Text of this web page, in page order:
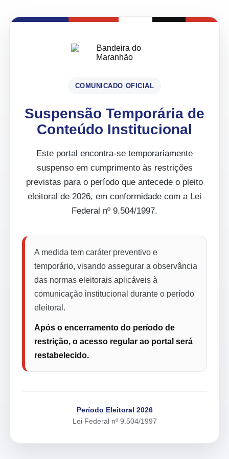
COMUNICADO OFICIAL
Suspensão Temporária de
Conteúdo Institucional
Este portal encontra-se temporariamente
suspenso em cumprimento às restrições
previstas para o período que antecede o pleito
eleitoral de 2026, em conformidade com a Lei
Federal nº 9.504/1997.
A medida tem caráter preventivo e
temporário, visando assegurar a observância
das normas eleitorais aplicáveis à
comunicação institucional durante o período
eleitoral.
Após o encerramento do período de
restrição, o acesso regular ao portal será
restabelecido.
Período Eleitoral 2026
Lei Federal nº 9.504/1997